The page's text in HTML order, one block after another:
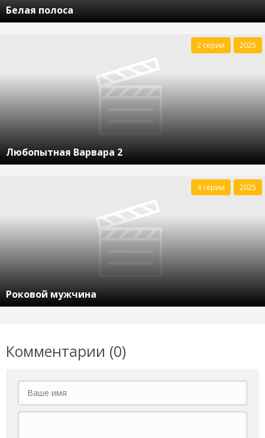
Белая полоса
Любопытная Варвара 2
2 серии 2025
Роковой мужчина
4 серии 2025
Комментарии (0)